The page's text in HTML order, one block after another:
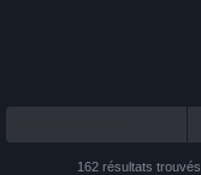
162 résultats trouvés